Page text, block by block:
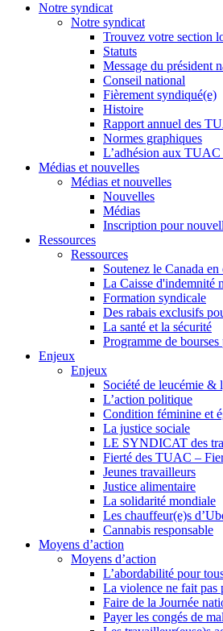
Notre syndicat
Notre syndicat
Trouvez votre section
Statuts
Message du président
Conseil national
Fièrement syndiqué(e)
Histoire
Rapport annuel des
Normes graphiques
L’adhésion aux TUAC
Médias et nouvelles
Médias et nouvelles
Nouvelles
Médias
Inscription pour
Ressources
Ressources
Soutenez le Canada
La Caisse d'indemnité
Formation syndicale
Des rabais exclusifs
La santé et la sécurité
Programme de
Enjeux
Enjeux
Société de leucémie &
L’action politique
Condition féminine et
La justice sociale
LE SYNDICAT des
Fierté des TUAC –
Jeunes travailleurs
Justice alimentaire
La solidarité mondiale
Les chauffeur(e)s
Cannabis responsable
Moyens d’action
Moyens d’action
L’abordabilité pour
La violence ne fait pas
Faire de la Journée
Payer les congés de